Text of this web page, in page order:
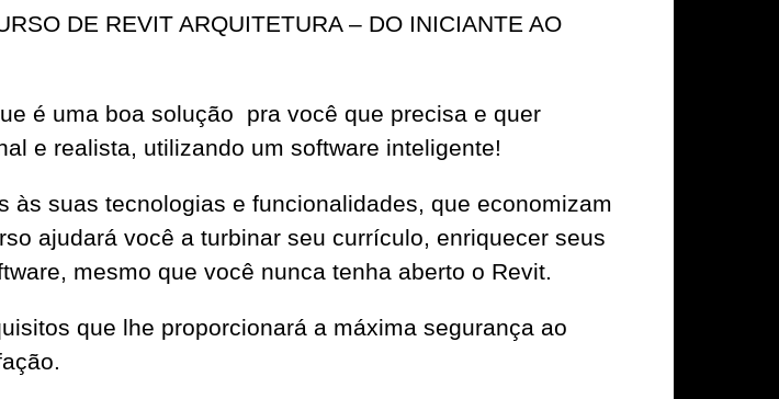
DE REVIT ARQUITETURA – DO INICIANTE AO
é uma boa solução pra você que precisa e quer
e realista, utilizando um software inteligente!
suas tecnologias e funcionalidades, que economizam
ajudará você a turbinar seu currículo, enriquecer seus
mesmo que você nunca tenha aberto o Revit.
que lhe proporcionará a máxima segurança ao